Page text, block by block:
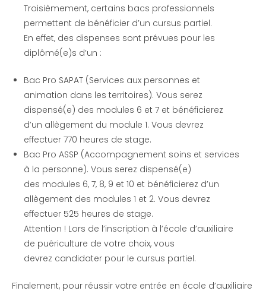
Troisièmement, certains bacs professionnels
permettent de bénéficier d’un cursus partiel.
En effet, des dispenses sont prévues pour les
diplômé(e)s d’un :
Bac Pro SAPAT (Services aux personnes et
animation dans les territoires). Vous serez
dispensé(e) des modules 6 et 7 et bénéficierez
d’un allègement du module 1. Vous devrez
effectuer 770 heures de stage.
Bac Pro ASSP (Accompagnement soins et services
à la personne). Vous serez dispensé(e)
des modules 6, 7, 8, 9 et 10 et bénéficierez d’un
allègement des modules 1 et 2. Vous devrez
effectuer 525 heures de stage.
Attention ! Lors de l’inscription à l’école d’auxiliaire
de puériculture de votre choix, vous
devrez candidater pour le cursus partiel.
Finalement, pour réussir votre entrée en école d’auxiliaire